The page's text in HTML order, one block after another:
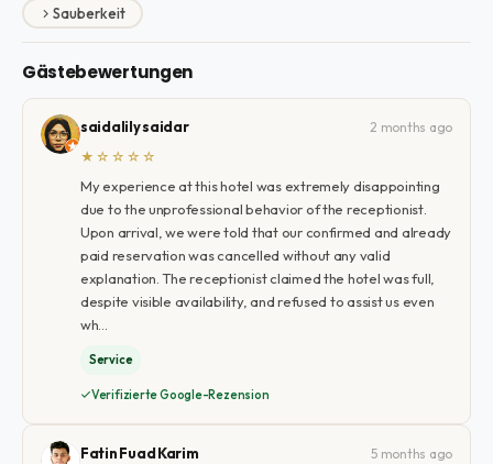
Sauberkeit
Gästebewertungen
saidalily saidar
2 months ago
★☆☆☆☆
My experience at this hotel was extremely disappointing
due to the unprofessional behavior of the receptionist.
Upon arrival, we were told that our confirmed and already
paid reservation was cancelled without any valid
explanation. The receptionist claimed the hotel was full,
despite visible availability, and refused to assist us even
wh…
Service
Verifizierte Google-Rezension
Fatin Fuad Karim 5 months ago